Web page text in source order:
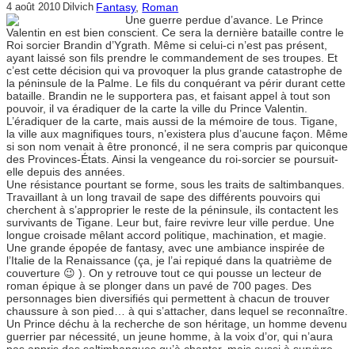
4 août 2010 Dilvich Fantasy, Roman
Une guerre perdue d’avance. Le Prince
Valentin en est bien conscient. Ce sera la dernière bataille contre le
Roi sorcier Brandin d’Ygrath. Même si celui-ci n’est pas présent,
ayant laissé son fils prendre le commandement de ses troupes. Et
c’est cette décision qui va provoquer la plus grande catastrophe de
la péninsule de la Palme. Le fils du conquérant va périr durant cette
bataille. Brandin ne le supportera pas, et faisant appel à tout son
pouvoir, il va éradiquer de la carte la ville du Prince Valentin.
L’éradiquer de la carte, mais aussi de la mémoire de tous. Tigane,
la ville aux magnifiques tours, n’existera plus d’aucune façon. Même
si son nom venait à être prononcé, il ne sera compris par quiconque
des Provinces-États. Ainsi la vengeance du roi-sorcier se poursuit-
elle depuis des années.
Une résistance pourtant se forme, sous les traits de saltimbanques.
Travaillant à un long travail de sape des différents pouvoirs qui
cherchent à s’approprier le reste de la péninsule, ils contactent les
survivants de Tigane. Leur but, faire revivre leur ville perdue. Une
longue croisade mêlant accord politique, machination, et magie.
Une grande épopée de fantasy, avec une ambiance inspirée de
l’Italie de la Renaissance (ça, je l’ai repiqué dans la quatrième de
couverture 😉 ). On y retrouve tout ce qui pousse un lecteur de
roman épique à se plonger dans un pavé de 700 pages. Des
personnages bien diversifiés qui permettent à chacun de trouver
chaussure à son pied… à qui s’attacher, dans lequel se reconnaître.
Un Prince déchu à la recherche de son héritage, un homme devenu
guerrier par nécessité, un jeune homme, à la voix d’or, qui n’aura